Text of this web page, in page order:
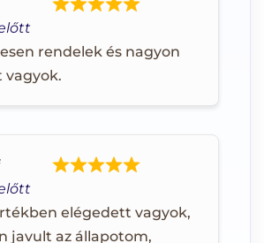
rendelek és nagyon
vagyok.
elégedett vagyok,
javult az állapotom,